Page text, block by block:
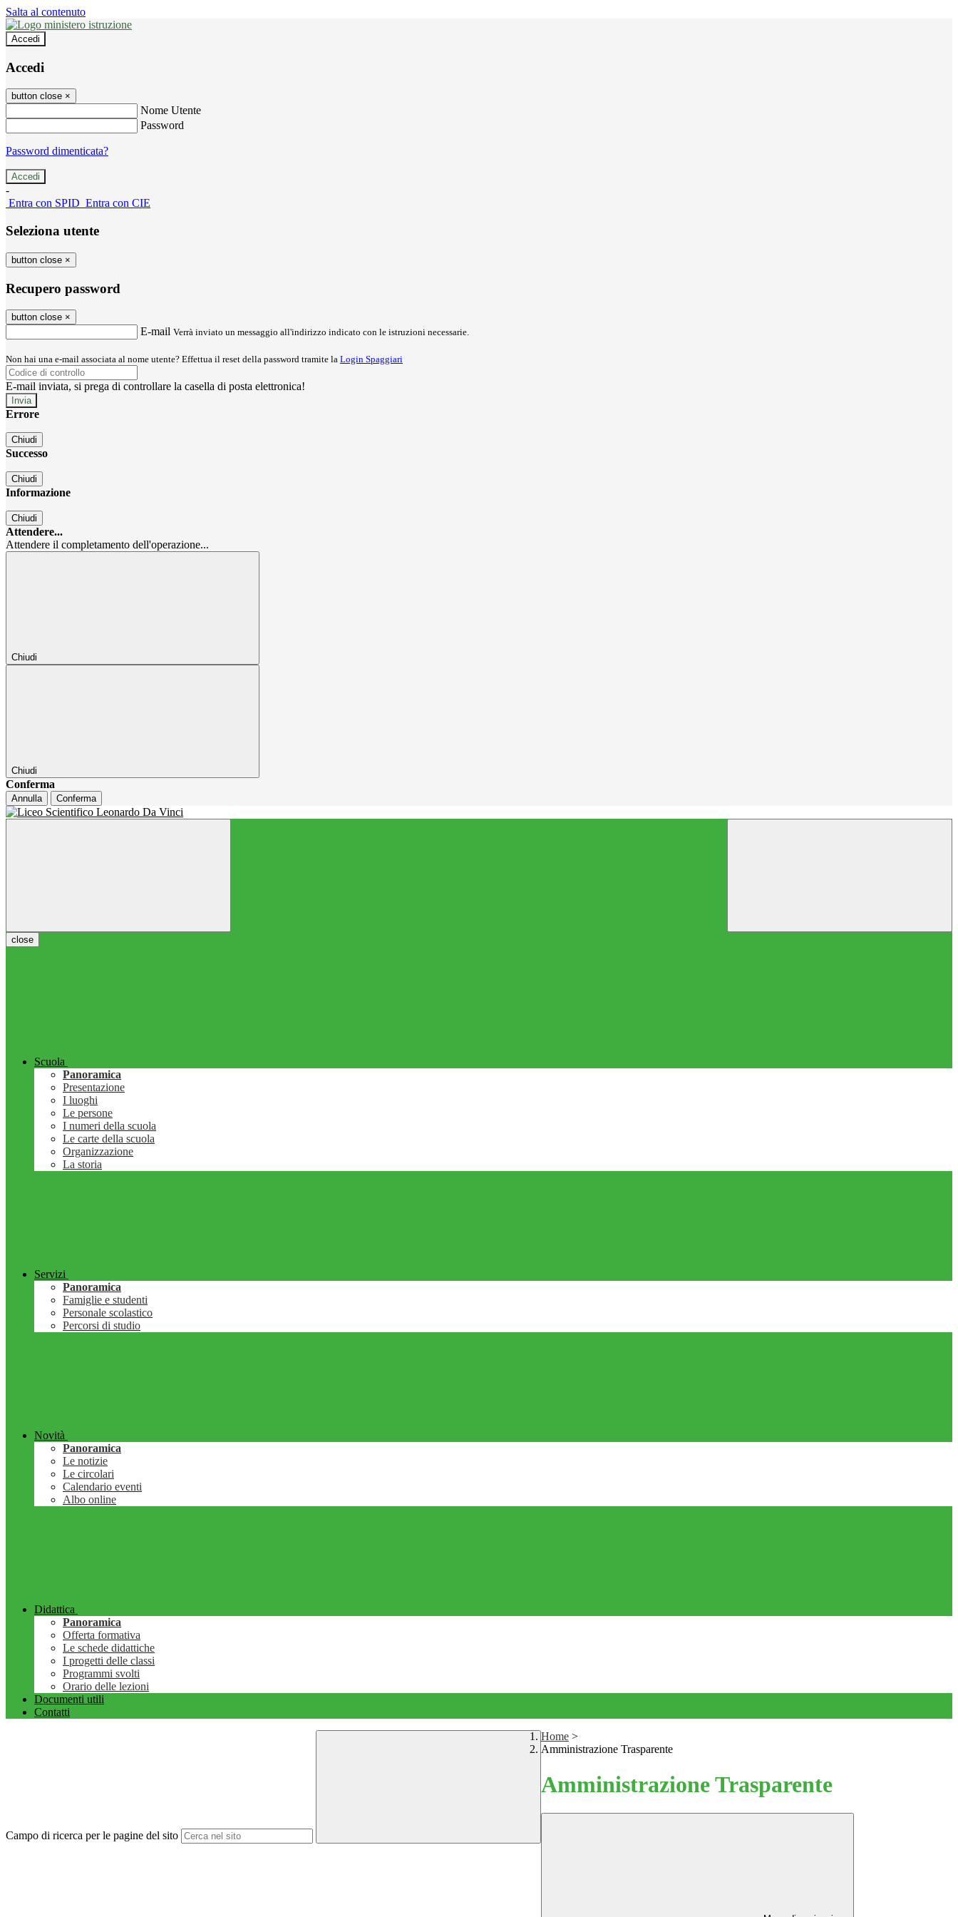
Salta al contenuto
Accedi
Accedi
button close ×
Nome Utente
Password
Password dimenticata?
-
Entra con SPID Entra con CIE
Seleziona utente
button close ×
Recupero password
button close ×
E-mail Verrà inviato un messaggio all'indirizzo indicato con le istruzioni necessarie.
Non hai una e-mail associata al nome utente? Effettua il reset della password tramite la Login Spaggiari
E-mail inviata, si prega di controllare la casella di posta elettronica!
Errore
Chiudi
Successo
Chiudi
Informazione
Chiudi
Attendere...
Attendere il completamento dell'operazione...
Chiudi
Chiudi
Conferma
Annulla Conferma
close
Scuola
Panoramica
Presentazione
I luoghi
Le persone
I numeri della scuola
Le carte della scuola
Organizzazione
La storia
Servizi
Panoramica
Famiglie e studenti
Personale scolastico
Percorsi di studio
Novità
Panoramica
Le notizie
Le circolari
Calendario eventi
Albo online
Didattica
Panoramica
Offerta formativa
Le schede didattiche
I progetti delle classi
Programmi svolti
Orario delle lezioni
Documenti utili
Contatti
Campo di ricerca per le pagine del sito
Home >
Amministrazione Trasparente
Amministrazione Trasparente